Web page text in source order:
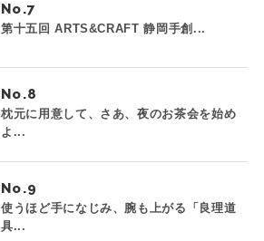
No.
第十五回 ARTS&CRAFT 静岡手創...
No.
枕元に用意して、さあ、夜のお茶会を始め
よ...
No.
使うほど手になじみ、腕も上がる「良理道
具...